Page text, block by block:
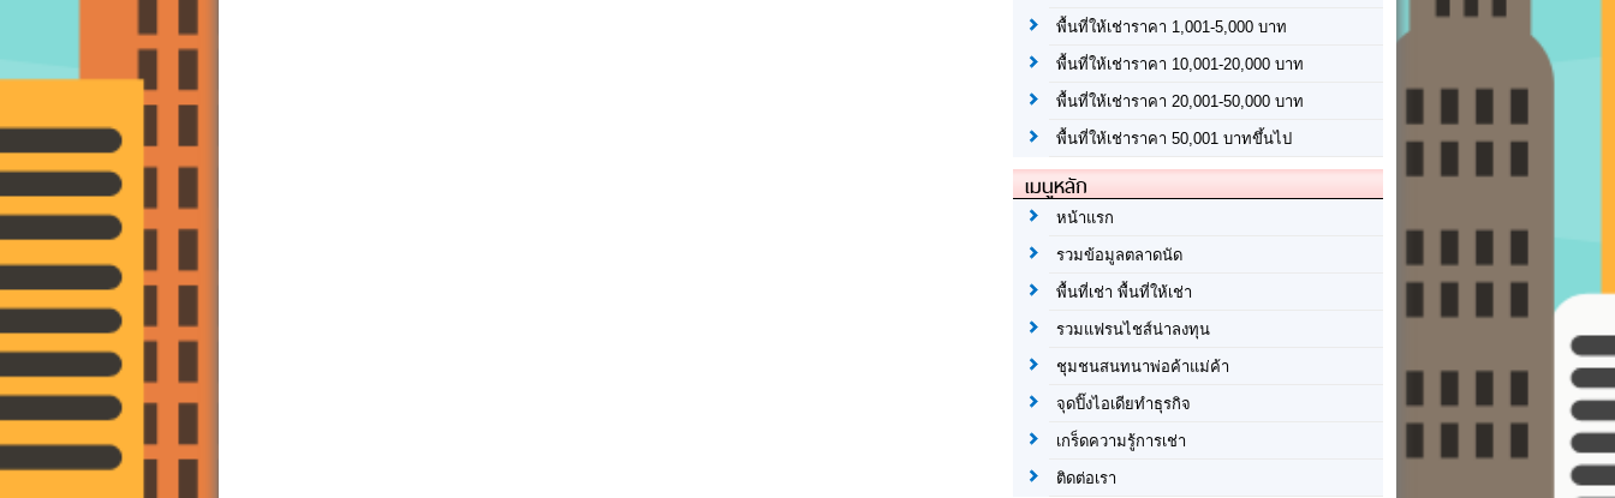
พื้นที่ให้เช่าราคา 1,001-5,000 บาท
พื้นที่ให้เช่าราคา 10,001-20,000 บาท
พื้นที่ให้เช่าราคา 20,001-50,000 บาท
พื้นที่ให้เช่าราคา 50,001 บาทขึ้นไป
เมนูหลัก
หน้าแรก
รวมข้อมูลตลาดนัด
พื้นที่เช่า พื้นที่ให้เช่า
รวมแฟรนไชส์น่าลงทุน
ชุมชนสนทนาพ่อค้าแม่ค้า
จุดปิ๊งไอเดียทำธุรกิจ
เกร็ดความรู้การเช่า
ติดต่อเรา